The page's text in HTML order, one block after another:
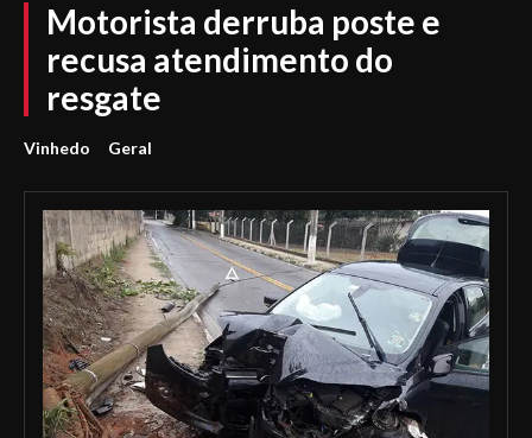
Motorista derruba poste e
recusa atendimento do
resgate
Vinhedo Geral